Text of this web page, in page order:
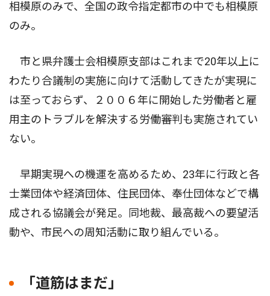
相模原のみで、全国の政令指定都市の中でも相模原
のみ。
市と県弁護士会相模原支部はこれまで20年以上に
わたり合議制の実施に向けて活動してきたが実現に
は至っておらず、２００６年に開始した労働者と雇
用主のトラブルを解決する労働審判も実施されてい
ない。
早期実現への機運を高めるため、23年に行政と各
士業団体や経済団体、住民団体、奉仕団体などで構
成される協議会が発足。同地裁、最高裁への要望活
動や、市民への周知活動に取り組んでいる。
「道筋はまだ」